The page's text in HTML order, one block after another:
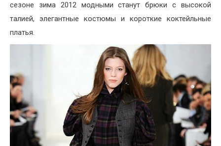
сезоне зима 2012 модными станут брюки с высокой
талией, элегантные костюмы и короткие коктейльные
платья.